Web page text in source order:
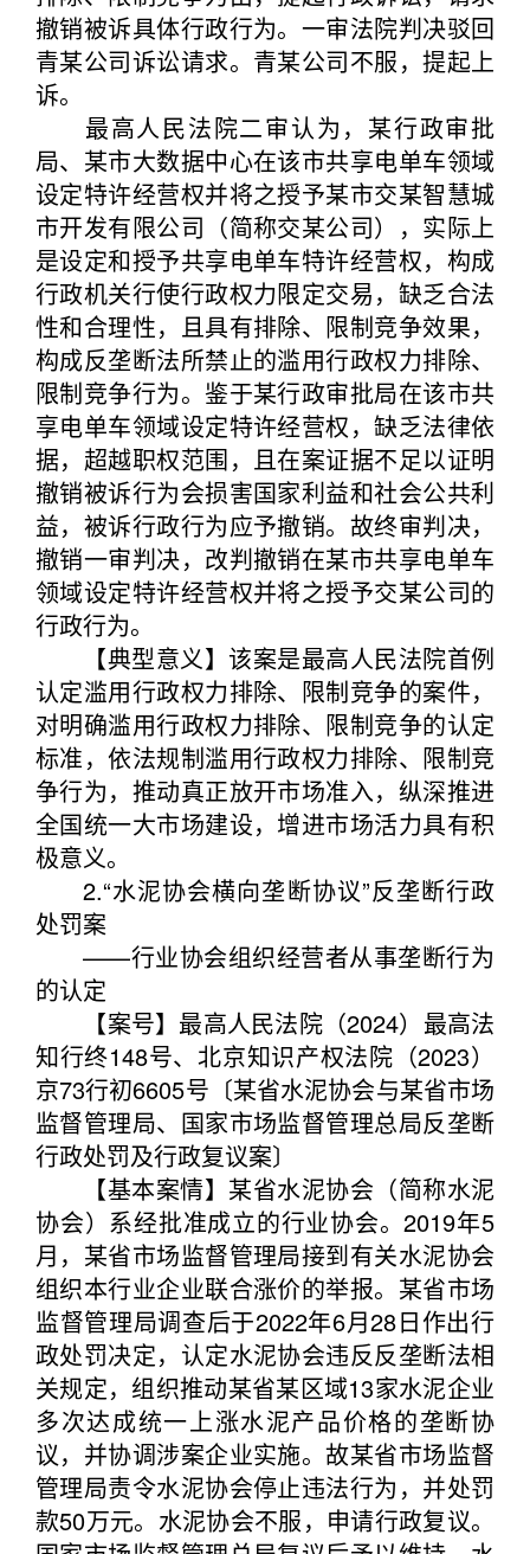
撤销被诉具体行政行为。一审法院判决驳回
青某公司诉讼请求。青某公司不服，提起上
诉。
最高人民法院二审认为，某行政审批
局、某市大数据中心在该市共享电单车领域
设定特许经营权并将之授予某市交某智慧城
市开发有限公司（简称交某公司），实际上
是设定和授予共享电单车特许经营权，构成
行政机关行使行政权力限定交易，缺乏合法
性和合理性，且具有排除、限制竞争效果，
构成反垄断法所禁止的滥用行政权力排除、
限制竞争行为。鉴于某行政审批局在该市共
享电单车领域设定特许经营权，缺乏法律依
据，超越职权范围，且在案证据不足以证明
撤销被诉行为会损害国家利益和社会公共利
益，被诉行政行为应予撤销。故终审判决，
撤销一审判决，改判撤销在某市共享电单车
领域设定特许经营权并将之授予交某公司的
行政行为。
【典型意义】该案是最高人民法院首例
认定滥用行政权力排除、限制竞争的案件，
对明确滥用行政权力排除、限制竞争的认定
标准，依法规制滥用行政权力排除、限制竞
争行为，推动真正放开市场准入，纵深推进
全国统一大市场建设，增进市场活力具有积
极意义。
2.“水泥协会横向垄断协议”反垄断行政
处罚案
——行业协会组织经营者从事垄断行为
的认定
【案号】最高人民法院（2024）最高法
知行终148号、北京知识产权法院（2023）
京73行初6605号〔某省水泥协会与某省市场
监督管理局、国家市场监督管理总局反垄断
行政处罚及行政复议案〕
【基本案情】某省水泥协会（简称水泥
协会）系经批准成立的行业协会。2019年5
月，某省市场监督管理局接到有关水泥协会
组织本行业企业联合涨价的举报。某省市场
监督管理局调查后于2022年6月28日作出行
政处罚决定，认定水泥协会违反反垄断法相
关规定，组织推动某省某区域13家水泥企业
多次达成统一上涨水泥产品价格的垄断协
议，并协调涉案企业实施。故某省市场监督
管理局责令水泥协会停止违法行为，并处罚
款50万元。水泥协会不服，申请行政复议。